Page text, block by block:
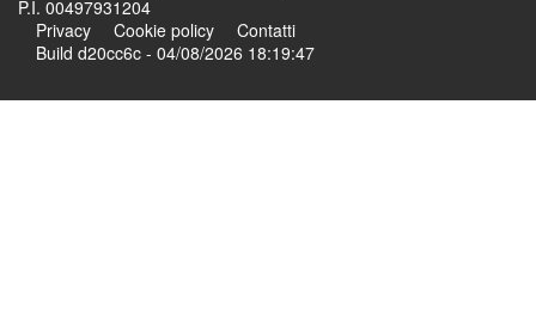
P.I. 00497931204
Privacy
Cookie policy
Contatti
Build d20cc6c - 04/08/2026 18:19:47